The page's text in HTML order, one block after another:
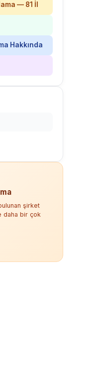
— 81 İl
Hakkında
şirket
daha bir çok